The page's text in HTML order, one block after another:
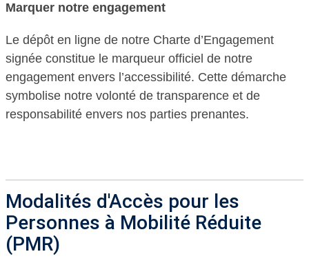
Marquer notre engagement
Le dépôt en ligne de notre Charte d’Engagement
signée constitue le marqueur officiel de notre
engagement envers l’accessibilité. Cette démarche
symbolise notre volonté de transparence et de
responsabilité envers nos parties prenantes.
Modalités d'Accès pour les
Personnes à Mobilité Réduite
(PMR)